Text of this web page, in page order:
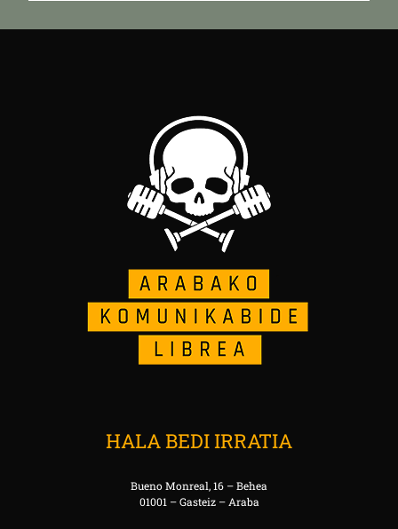
HALA BEDI IRRATIA
Bueno Monreal, 16 – Behea
01001 – Gasteiz – Araba